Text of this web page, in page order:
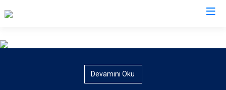
Devamını Oku